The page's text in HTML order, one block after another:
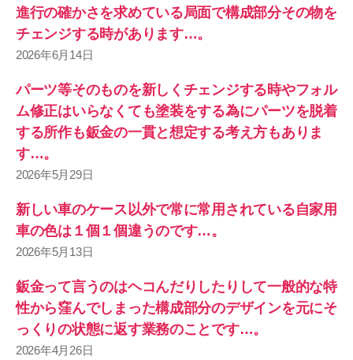
進行の確かさを求めている局面で構成部分その物を
チェンジする時があります…。
2026年6月14日
パーツ等そのものを新しくチェンジする時やフォル
ム修正はいらなくても塗装をする為にパーツを脱着
する所作も鈑金の一貫と想定する考え方もありま
す…。
2026年5月29日
新しい車のケース以外で常に常用されている自家用
車の色は１個１個違うのです…。
2026年5月13日
鈑金って言うのはヘコんだりしたりして一般的な特
性から窪んでしまった構成部分のデザインを元にそ
っくりの状態に返す業務のことです…。
2026年4月26日